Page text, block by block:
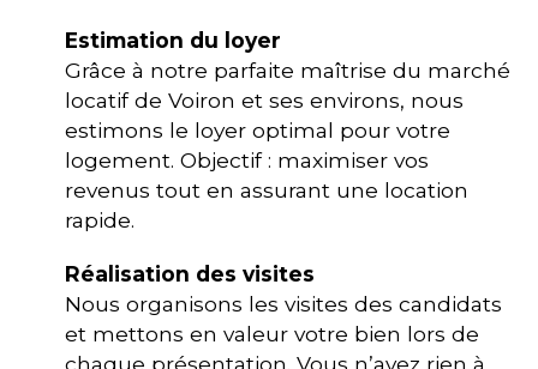
Estimation du loyer
Grâce à notre parfaite maîtrise du marché
locatif de Voiron et ses environs, nous
estimons le loyer optimal pour votre
logement. Objectif : maximiser vos
revenus tout en assurant une location
rapide.
Réalisation des visites
Nous organisons les visites des candidats
et mettons en valeur votre bien lors de
chaque présentation. Vous n’avez rien à